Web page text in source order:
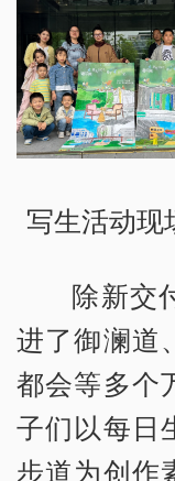
写生活动现
除新交
进了御澜道
都会等多个
子们以每日
步道为创作